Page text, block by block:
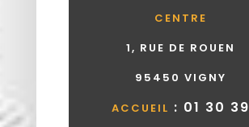
CENTRE
1, RUE DE ROUEN
95450 VIGNY
ACCUEIL : 01 30 39